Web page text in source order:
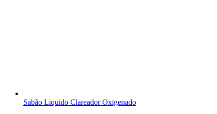
Sabão Liquido Clareador Oxigenado